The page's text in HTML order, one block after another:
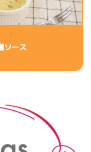
ソース